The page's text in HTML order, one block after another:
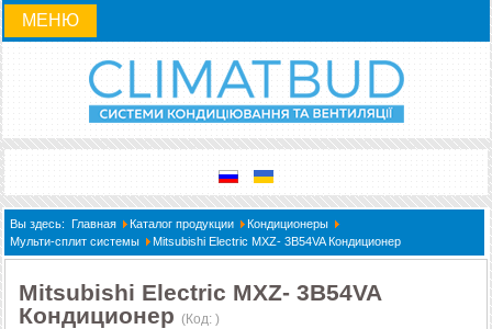
МЕНЮ
Вы здесь: Главная Каталог продукции
Кондиционеры
Мульти-сплит системы
Mitsubishi Electric MXZ- 3B54VA Кондиционер
Mitsubishi Electric MXZ- 3B54VA
Кондиционер (Код: )